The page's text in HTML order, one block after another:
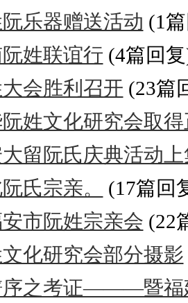
乐器赠送活动 (1
姓联谊行 (4篇回
会胜利召开 (23篇
姓文化研究会取
留阮氏庆典活动上
氏宗亲。
(17篇回
市阮姓宗亲会 (22
化研究会部分摄影
序之考证———暨福